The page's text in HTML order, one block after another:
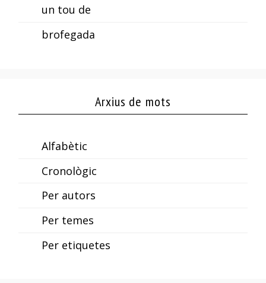
un tou de
brofegada
Arxius de mots
Alfabètic
Cronològic
Per autors
Per temes
Per etiquetes